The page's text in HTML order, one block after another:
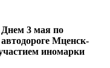
Днем 3 мая по
автодороге Мценск-
иномарки